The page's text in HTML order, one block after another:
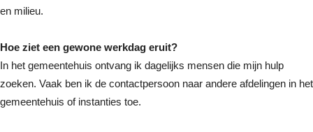
en milieu.
Hoe ziet een gewone werkdag eruit?
In het gemeentehuis ontvang ik dagelijks mensen die mijn hulp
zoeken. Vaak ben ik de contactpersoon naar andere afdelingen in het
gemeentehuis of instanties toe.